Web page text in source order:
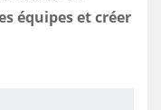
équipes et créer